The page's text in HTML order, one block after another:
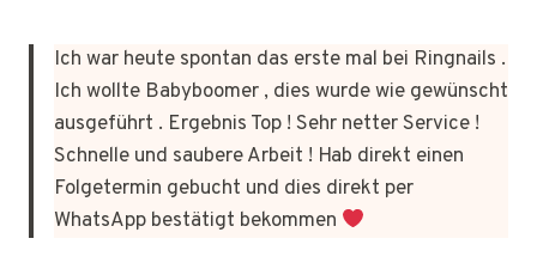
Ich war heute spontan das erste mal bei Ringnails .
Ich wollte Babyboomer , dies wurde wie gewünscht
ausgeführt . Ergebnis Top ! Sehr netter Service !
Schnelle und saubere Arbeit ! Hab direkt einen
Folgetermin gebucht und dies direkt per
WhatsApp bestätigt bekommen